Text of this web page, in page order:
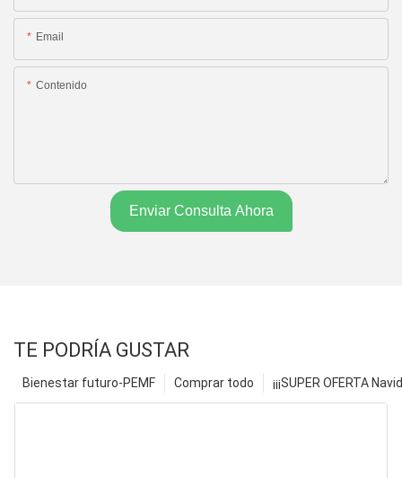
Email
Contenido
Enviar Consulta Ahora
TE PODRÍA GUSTAR
¡¡¡SUPER OFERTA
Comprar todo
Bienestar futuro-PEMF